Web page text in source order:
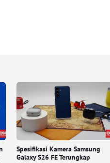
Spesifikasi Kamera Samsung
Galaxy S26 FE Terungkap